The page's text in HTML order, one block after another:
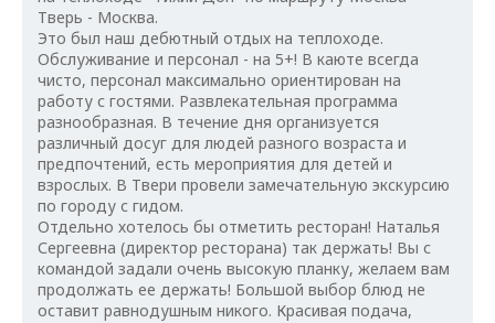
Тверь - Москва.
Это был наш дебютный отдых на теплоходе.
Обслуживание и персонал - на 5+! В каюте всегда
чисто, персонал максимально ориентирован на
работу с гостями. Развлекательная программа
разнообразная. В течение дня организуется
различный досуг для людей разного возраста и
предпочтений, есть мероприятия для детей и
взрослых. В Твери провели замечательную экскурсию
по городу с гидом.
Отдельно хотелось бы отметить ресторан! Наталья
Сергеевна (директор ресторана) так держать! Вы с
командой задали очень высокую планку, желаем вам
продолжать ее держать! Большой выбор блюд не
оставит равнодушным никого. Красивая подача,